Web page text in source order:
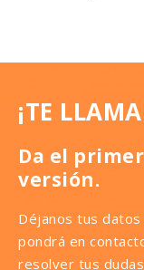
¡TE
Da el
versión.
Déjanos tus
pondrá en
resolver tus